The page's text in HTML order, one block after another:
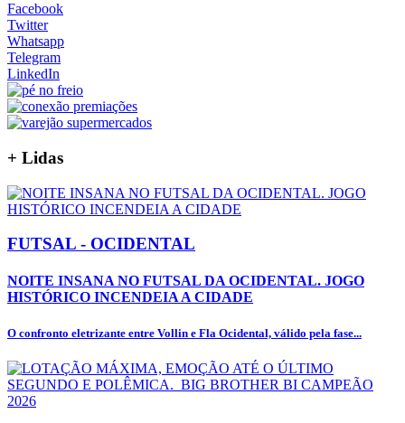
Facebook
Twitter
Whatsapp
Telegram
LinkedIn
+ Lidas
FUTSAL - OCIDENTAL
NOITE INSANA NO FUTSAL DA OCIDENTAL. JOGO
HISTÓRICO INCENDEIA A CIDADE
O confronto eletrizante entre Vollin e Fla Ocidental, válido pela fase...